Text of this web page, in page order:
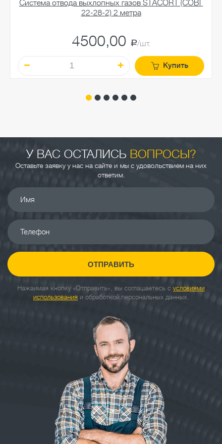
Система отвода выхлопных газов STАСОRT (СОВГ
22-28-2) 2 метра
4500,00 a/шт.
Купить
У ВАС ОСТАЛИСЬ ВОПРОСЫ?
Оставьте заявку у нас на сайте и мы с удовольствием на них
ответим.
Имя
Телефон
ОТПРАВИТЬ
Нажаимая кнопку «Отправить», вы соглашаетесь с условиями
использования и обработкой персональных данных.